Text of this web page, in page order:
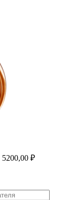
5200,00 ₽